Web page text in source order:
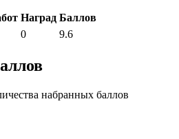
Наград Баллов
0 9.6
набранных баллов